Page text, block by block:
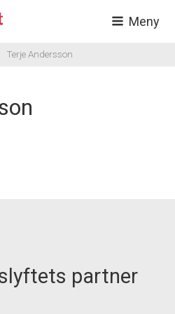
Meny
Terje Andersson
partner